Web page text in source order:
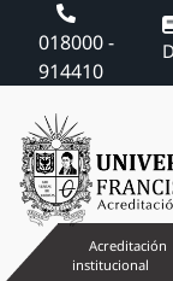
018000 -
914410
Acreditación
institucional